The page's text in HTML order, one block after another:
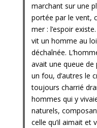
marchant sur une
portée par le vent,
mer : l’espoir
vit un homme au
déchaînée.
avait une queue
un fou, d’autres le
toujours charrié
hommes qui y
naturels,
celle qu’il aimait et